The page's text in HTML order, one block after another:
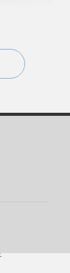
ンターオー